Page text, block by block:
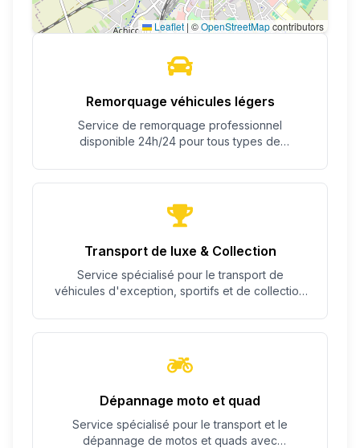
Leaflet | ©OpenStreetMapcontributors
Remorquage véhicules légers
Service de remorquage professionnel
disponible 24h/24 pour tous types de
Transport de luxe & Collection
Service spécialisé pour le transport de
véhicules d'exception, sportifs et de collection
Dépannage moto et quad
Service spécialisé pour le transport et le
dépannage de motos et quads avec